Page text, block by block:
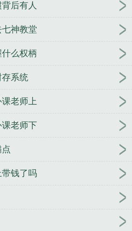
后有人
神教堂
么权柄
系统
老师上
老师下
钱了吗